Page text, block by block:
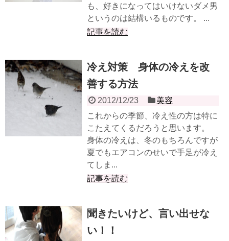
も、好きになってはいけないダメ男
というのは結構いるものです。 ...
記事を読む
冷え対策 身体の冷えを改
善する方法
2012/12/23
美容
これからの季節、冷え性の方は特に
こたえてくるだろうと思います。
身体の冷えは、冬のもちろんですが
夏でもエアコンのせいで手足が冷え
てしま...
記事を読む
聞きたいけど、言い出せな
い！！